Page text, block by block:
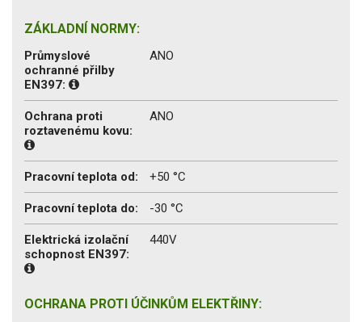
ZÁKLADNÍ NORMY:
Průmyslové
ochranné přilby
EN397:
ANO
Ochrana proti
roztavenému kovu:
ANO
Pracovní teplota od: +50 °C
Pracovní teplota do: -30 °C
Elektrická izolační
schopnost EN397:
440V
OCHRANA PROTI ÚČINKŮM ELEKTŘINY: